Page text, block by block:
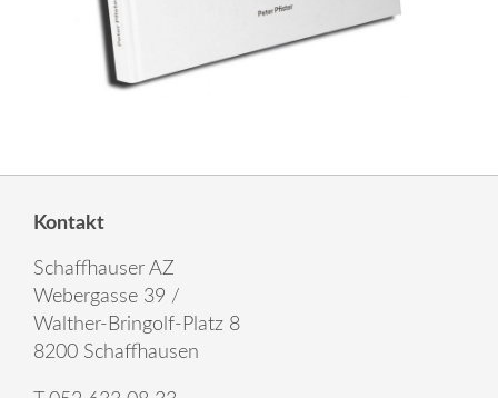
Kontakt
Schaffhauser AZ
Webergasse 39 /
Walther-Bringolf-Platz 8
8200 Schaffhausen